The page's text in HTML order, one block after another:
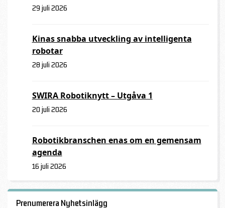
29 juli 2026
Kinas snabba utveckling av intelligenta
robotar
28 juli 2026
SWIRA Robotiknytt – Utgåva 1
20 juli 2026
Robotikbranschen enas om en gemensam
agenda
16 juli 2026
Prenumerera Nyhetsinlägg